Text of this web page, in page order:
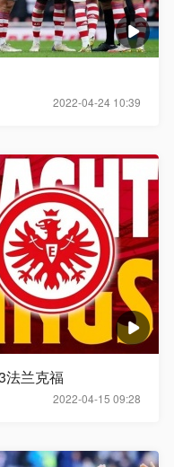
2022-04-24 10:39
2022-04-15 09:28
法兰克福